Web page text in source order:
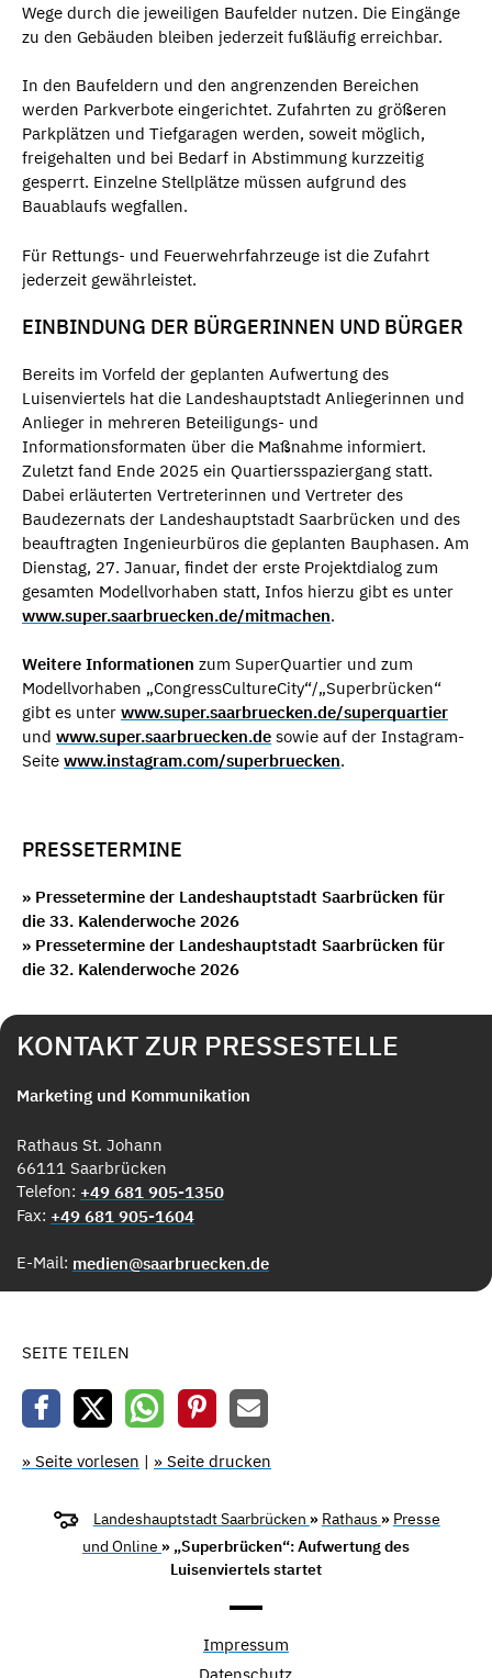
Wege durch die jeweiligen Baufelder nutzen. Die Eingänge
zu den Gebäuden bleiben jederzeit fußläufig erreichbar.
In den Baufeldern und den angrenzenden Bereichen
werden Parkverbote eingerichtet. Zufahrten zu größeren
Parkplätzen und Tiefgaragen werden, soweit möglich,
freigehalten und bei Bedarf in Abstimmung kurzzeitig
gesperrt. Einzelne Stellplätze müssen aufgrund des
Bauablaufs wegfallen.
Für Rettungs- und Feuerwehrfahrzeuge ist die Zufahrt
jederzeit gewährleistet.
EINBINDUNG DER BÜRGERINNEN UND BÜRGER
Bereits im Vorfeld der geplanten Aufwertung des
Luisenviertels hat die Landeshauptstadt Anliegerinnen und
Anlieger in mehreren Beteiligungs- und
Informationsformaten über die Maßnahme informiert.
Zuletzt fand Ende 2025 ein Quartiersspaziergang statt.
Dabei erläuterten Vertreterinnen und Vertreter des
Baudezernats der Landeshauptstadt Saarbrücken und des
beauftragten Ingenieurbüros die geplanten Bauphasen. Am
Dienstag, 27. Januar, findet der erste Projektdialog zum
gesamten Modellvorhaben statt, Infos hierzu gibt es unter
www.super.saarbruecken.de/mitmachen.
Weitere Informationen zum SuperQuartier und zum
Modellvorhaben „CongressCultureCity“/„Superbrücken“
gibt es unter www.super.saarbruecken.de/superquartier
und www.super.saarbruecken.de sowie auf der Instagram-
Seite www.instagram.com/superbruecken.
PRESSETERMINE
» Pressetermine der Landeshauptstadt Saarbrücken für
die 33. Kalenderwoche 2026
» Pressetermine der Landeshauptstadt Saarbrücken für
die 32. Kalenderwoche 2026
KONTAKT ZUR PRESSESTELLE
Marketing und Kommunikation
Rathaus St. Johann
66111 Saarbrücken
Telefon: +49 681 905-1350
Fax: +49 681 905-1604
E-Mail: medien@saarbruecken.de
SEITE TEILEN
» Seite vorlesen | » Seite drucken
Landeshauptstadt Saarbrücken » Rathaus » Presse
und Online » „Superbrücken“: Aufwertung des
Luisenviertels startet
Impressum